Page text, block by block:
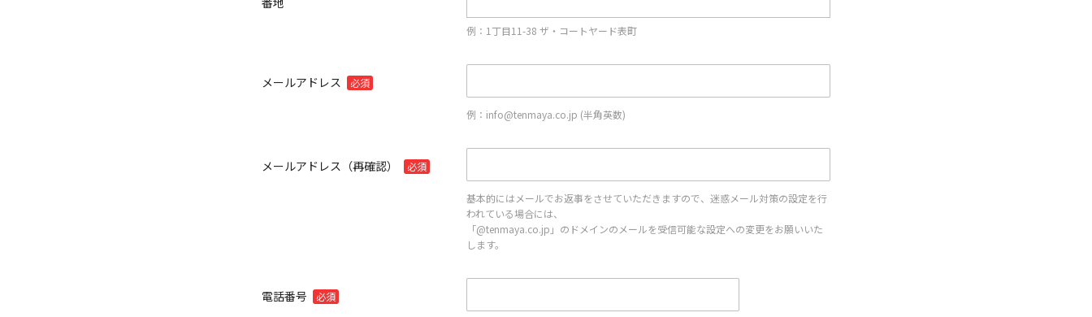
例：1丁目11-38 ザ・コートヤード表町
メールアドレス 必須
例：info@tenmaya.co.jp (半角英数)
メールアドレス（再確認） 必須
基本的にはメールでお返事をさせていただきますので、迷惑メール対策の設定を行
われている場合には、
「@tenmaya.co.jp」のドメインのメールを受信可能な設定への変更をお願いいた
します。
電話番号 必須